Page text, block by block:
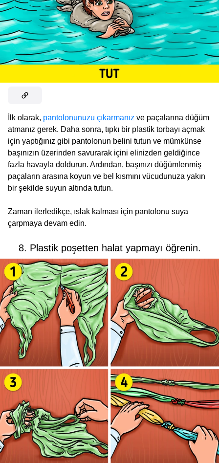
İlk olarak, pantolonunuzu çıkarmanız ve paçalarına düğüm
atmanız gerek. Daha sonra, tıpkı bir plastik torbayı açmak
için yaptığınız gibi pantolonun belini tutun ve mümkünse
başınızın üzerinden savurarak içini elinizden geldiğince
fazla havayla doldurun. Ardından, başınızı düğümlenmiş
paçaların arasına koyun ve bel kısmını vücudunuza yakın
bir şekilde suyun altında tutun.
Zaman ilerledikçe, ıslak kalması için pantolonu suya
çarpmaya devam edin.
8. Plastik poşetten halat yapmayı öğrenin.